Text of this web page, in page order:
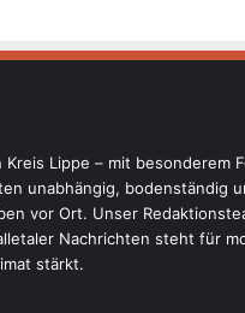
Lippe – mit besonderem
unabhängig, bodenständig
vor Ort. Unser
Nachrichten steht für
stärkt.